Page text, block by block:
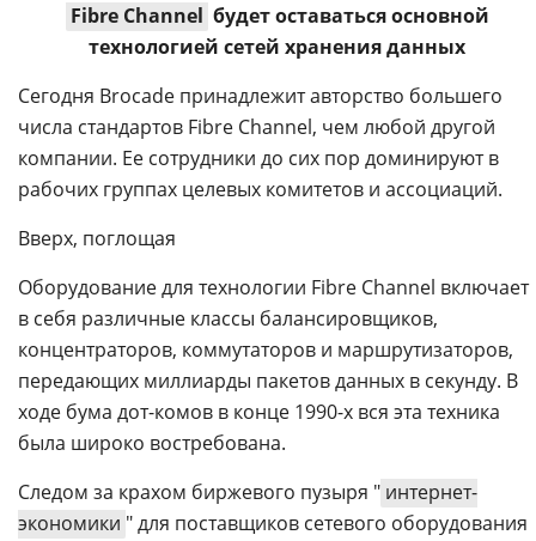
Fibre Channel будет оставаться основной
технологией сетей хранения данных
Сегодня Brocade принадлежит авторство большего
числа стандартов Fibre Channel, чем любой другой
компании. Ее сотрудники до сих пор доминируют в
рабочих группах целевых комитетов и ассоциаций.
Вверх, поглощая
Оборудование для технологии Fibre Channel включает
в себя различные классы балансировщиков,
концентраторов, коммутаторов и маршрутизаторов,
передающих миллиарды пакетов данных в секунду. В
ходе бума дот-комов в конце 1990-х вся эта техника
была широко востребована.
Следом за крахом биржевого пузыря " интернет-
экономики " для поставщиков сетевого оборудования